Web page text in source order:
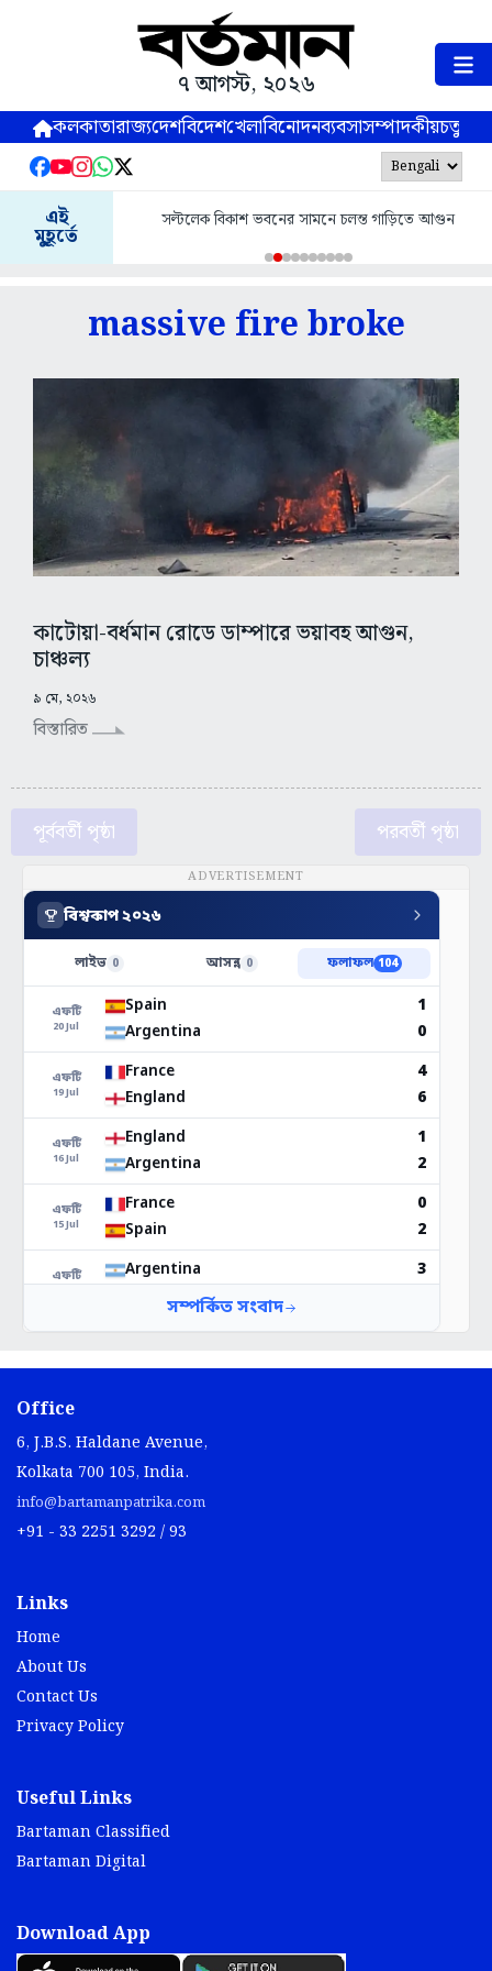
৭ আগস্ট, ২০২৬
কলকাতারাজ্যদেশবিদেশখেলাবিনোদনব্যবসাসম্পাদকীয়
এই
মুহূর্তে
সল্টলেক বিকাশ ভবনের সামনে চলন্ত গাড়িতে আগুন
massive fire broke
কাটোয়া-বর্ধমান রোডে ডাম্পারে ভয়াবহ আগুন,
চাঞ্চল্য
৯ মে, ২০২৬
বিস্তারিত
পূর্ববর্তী পৃষ্ঠা পরবর্তী পৃষ্ঠা
ADVERTISEMENT
Office
6, J.B.S. Haldane Avenue,
Kolkata 700 105, India.
info@bartamanpatrika.com
+91 - 33 2251 3292 / 93
Links
Home
About Us
Contact Us
Privacy Policy
Useful Links
Bartaman Classified
Bartaman Digital
Download App